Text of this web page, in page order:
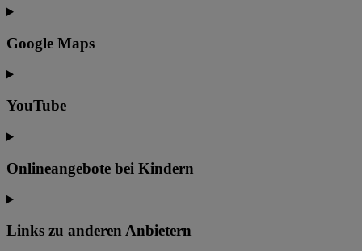
Google Maps
YouTube
Onlineangebote bei Kindern
Links zu anderen Anbietern